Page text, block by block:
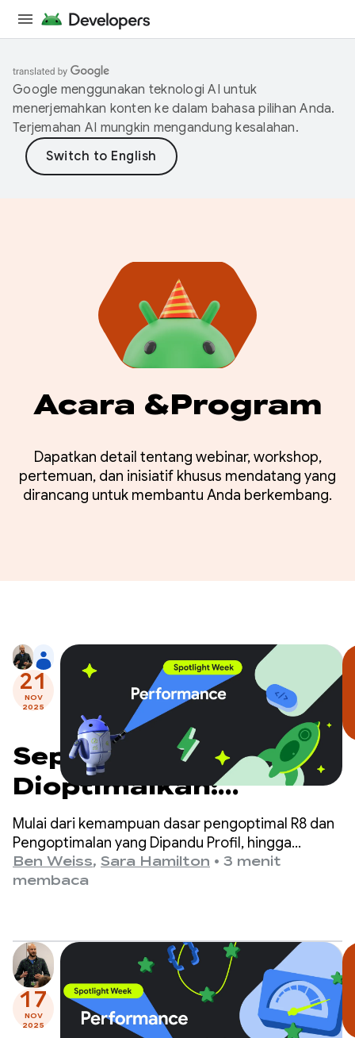
Google menggunakan teknologi AI untuk
menerjemahkan konten ke dalam bahasa pilihan Anda.
Terjemahan AI mungkin mengandung kesalahan.
Acara &Program
Dapatkan detail tentang webinar, workshop,
pertemuan, dan inisiatif khusus mendatang yang
dirancang untuk membantu Anda berkembang.
21
NOV
2025
Sepenuhnya
Dioptimalkan:
Mengakhiri Pekan
Sorotan Performa
Mulai dari kemampuan dasar pengoptimal R8 dan
Pengoptimalan yang Dipandu Profil, hingga
peningkatan performa dengan Jetpack Compose,
hingga panduan baru tentang cara meningkatkan
yang Anda perlukan untuk membuat aplikasi
berperforma tinggi.
Ben Weiss, Sara Hamilton • 3 menit
membaca
17
NOV
2025